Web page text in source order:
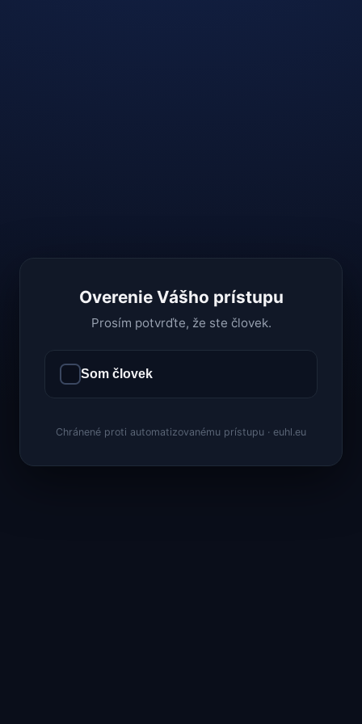
Overenie Vášho prístupu
Prosím potvrďte, že ste človek.
Som človek
Chránené proti automatizovanému prístupu · euhl.eu